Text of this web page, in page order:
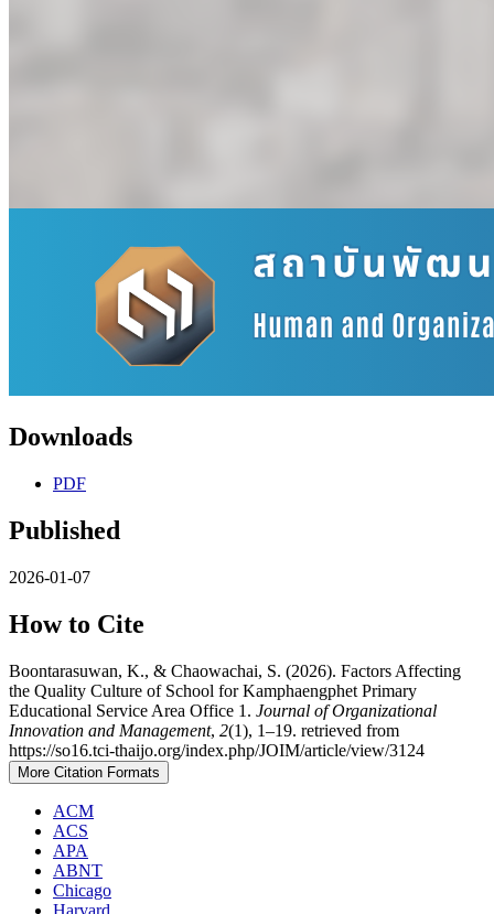
Downloads
PDF
Published
2026-01-07
How to Cite
Boontarasuwan, K., & Chaowachai, S. (2026). Factors Affecting
the Quality Culture of School for Kamphaengphet Primary
Educational Service Area Office 1. Journal of Organizational
Innovation and Management, 2(1), 1–19. retrieved from
https://so16.tci-thaijo.org/index.php/JOIM/article/view/3124
More Citation Formats
ACM
ACS
APA
ABNT
Chicago
Harvard